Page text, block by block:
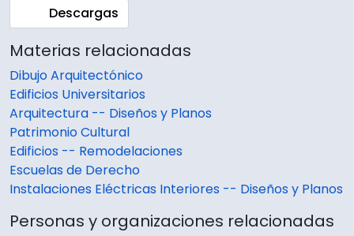
Descargas
Materias relacionadas
Dibujo Arquitectónico
Edificios Universitarios
Arquitectura -- Diseños y Planos
Patrimonio Cultural
Edificios -- Remodelaciones
Escuelas de Derecho
Instalaciones Eléctricas Interiores -- Diseños y Planos
Personas y organizaciones relacionadas